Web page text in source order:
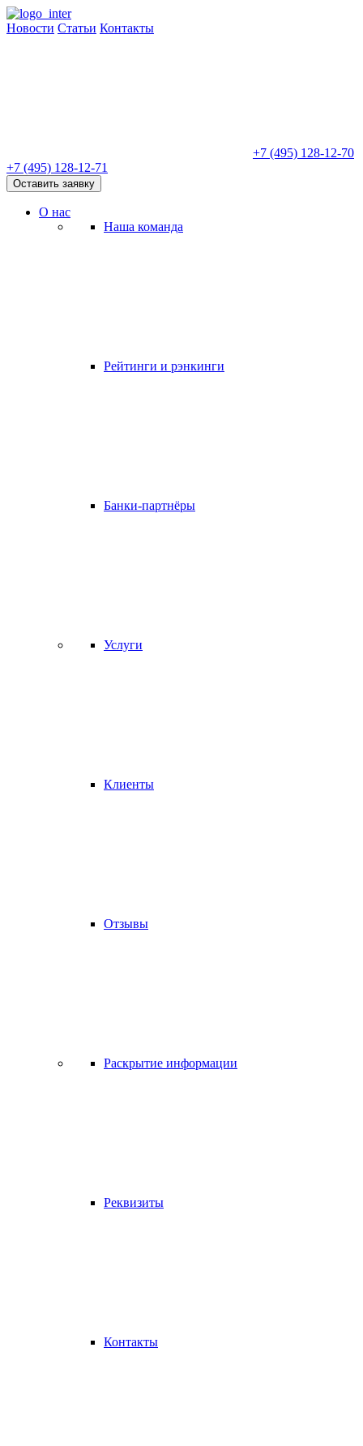
Новости Статьи Контакты
+7 (495) 128-12-70
+7 (495) 128-12-71
Оставить заявку
О нас
Наша команда
Рейтинги и рэнкинги
Банки-партнёры
Услуги
Клиенты
Отзывы
Раскрытие информации
Реквизиты
Контакты